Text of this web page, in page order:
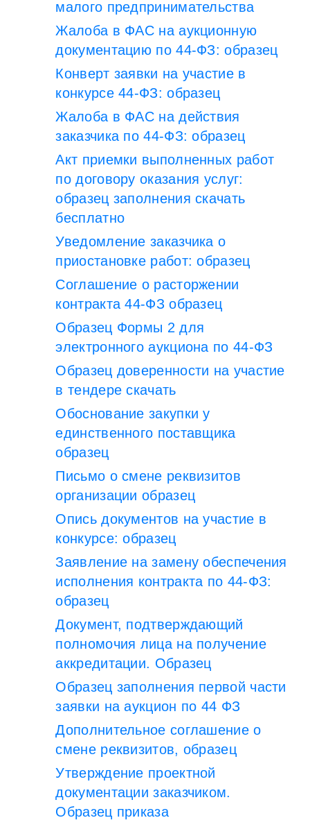
малого предпринимательства
Жалоба в ФАС на аукционную
документацию по 44-ФЗ: образец
Конверт заявки на участие в
конкурсе 44-ФЗ: образец
Жалоба в ФАС на действия
заказчика по 44-ФЗ: образец
Акт приемки выполненных работ
по договору оказания услуг:
образец заполнения скачать
бесплатно
Уведомление заказчика о
приостановке работ: образец
Соглашение о расторжении
контракта 44-ФЗ образец
Образец Формы 2 для
электронного аукциона по 44-ФЗ
Образец доверенности на участие
в тендере скачать
Обоснование закупки у
единственного поставщика
образец
Письмо о смене реквизитов
организации образец
Опись документов на участие в
конкурсе: образец
Заявление на замену обеспечения
исполнения контракта по 44-ФЗ:
образец
Документ, подтверждающий
полномочия лица на получение
аккредитации. Образец
Образец заполнения первой части
заявки на аукцион по 44 ФЗ
Дополнительное соглашение о
смене реквизитов, образец
Утверждение проектной
документации заказчиком.
Образец приказа